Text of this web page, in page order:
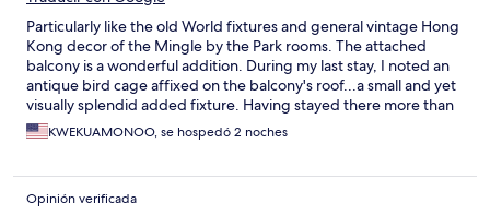
Particularly like the old World fixtures and general vintage Hong
Kong decor of the Mingle by the Park rooms. The attached
balcony is a wonderful addition. During my last stay, I noted an
antique bird cage affixed on the balcony's roof...a small and yet
visually splendid added fixture. Having stayed there more than
ten times, the staff makes it a point to make me feel welcome(d)
and I have had nary a problem issue during my tenure as a
KWEKUAMONOO, se hospedó 2 noches
Opinión verificada